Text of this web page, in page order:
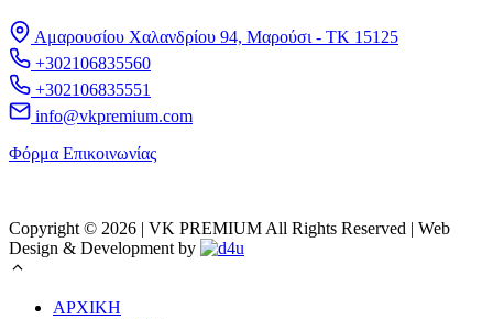
Αμαρουσίου Χαλανδρίου 94, Μαρούσι - ΤΚ 15125
+302106835560
+302106835551
info@vkpremium.com
Φόρμα Eπικοινωνίας
Copyright © 2026 | VK PREMIUM All Rights Reserved | Web
Design & Development by
ΑΡΧΙΚΗ